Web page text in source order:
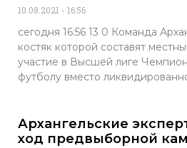
10.08.2021 16:56
сегодня 16:56 13 0 Команда
костяк которой составят
участие в Высшей лиге
футболу вместо
Архангельские
ход предвыборной